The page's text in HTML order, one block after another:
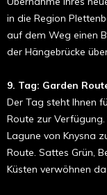
in die Region
auf dem Weg einen
der Hänge­brücke
9. Tag: Garden
Der Tag steht Ihnen
Route zur
Lagune von Knysna
Route. Sattes Grün,
Küsten verwöhnen